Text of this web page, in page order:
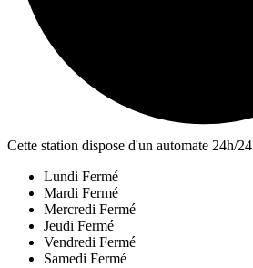
Cette station dispose d'un automate 24h/24
Lundi Fermé
Mardi Fermé
Mercredi Fermé
Jeudi Fermé
Vendredi Fermé
Samedi Fermé